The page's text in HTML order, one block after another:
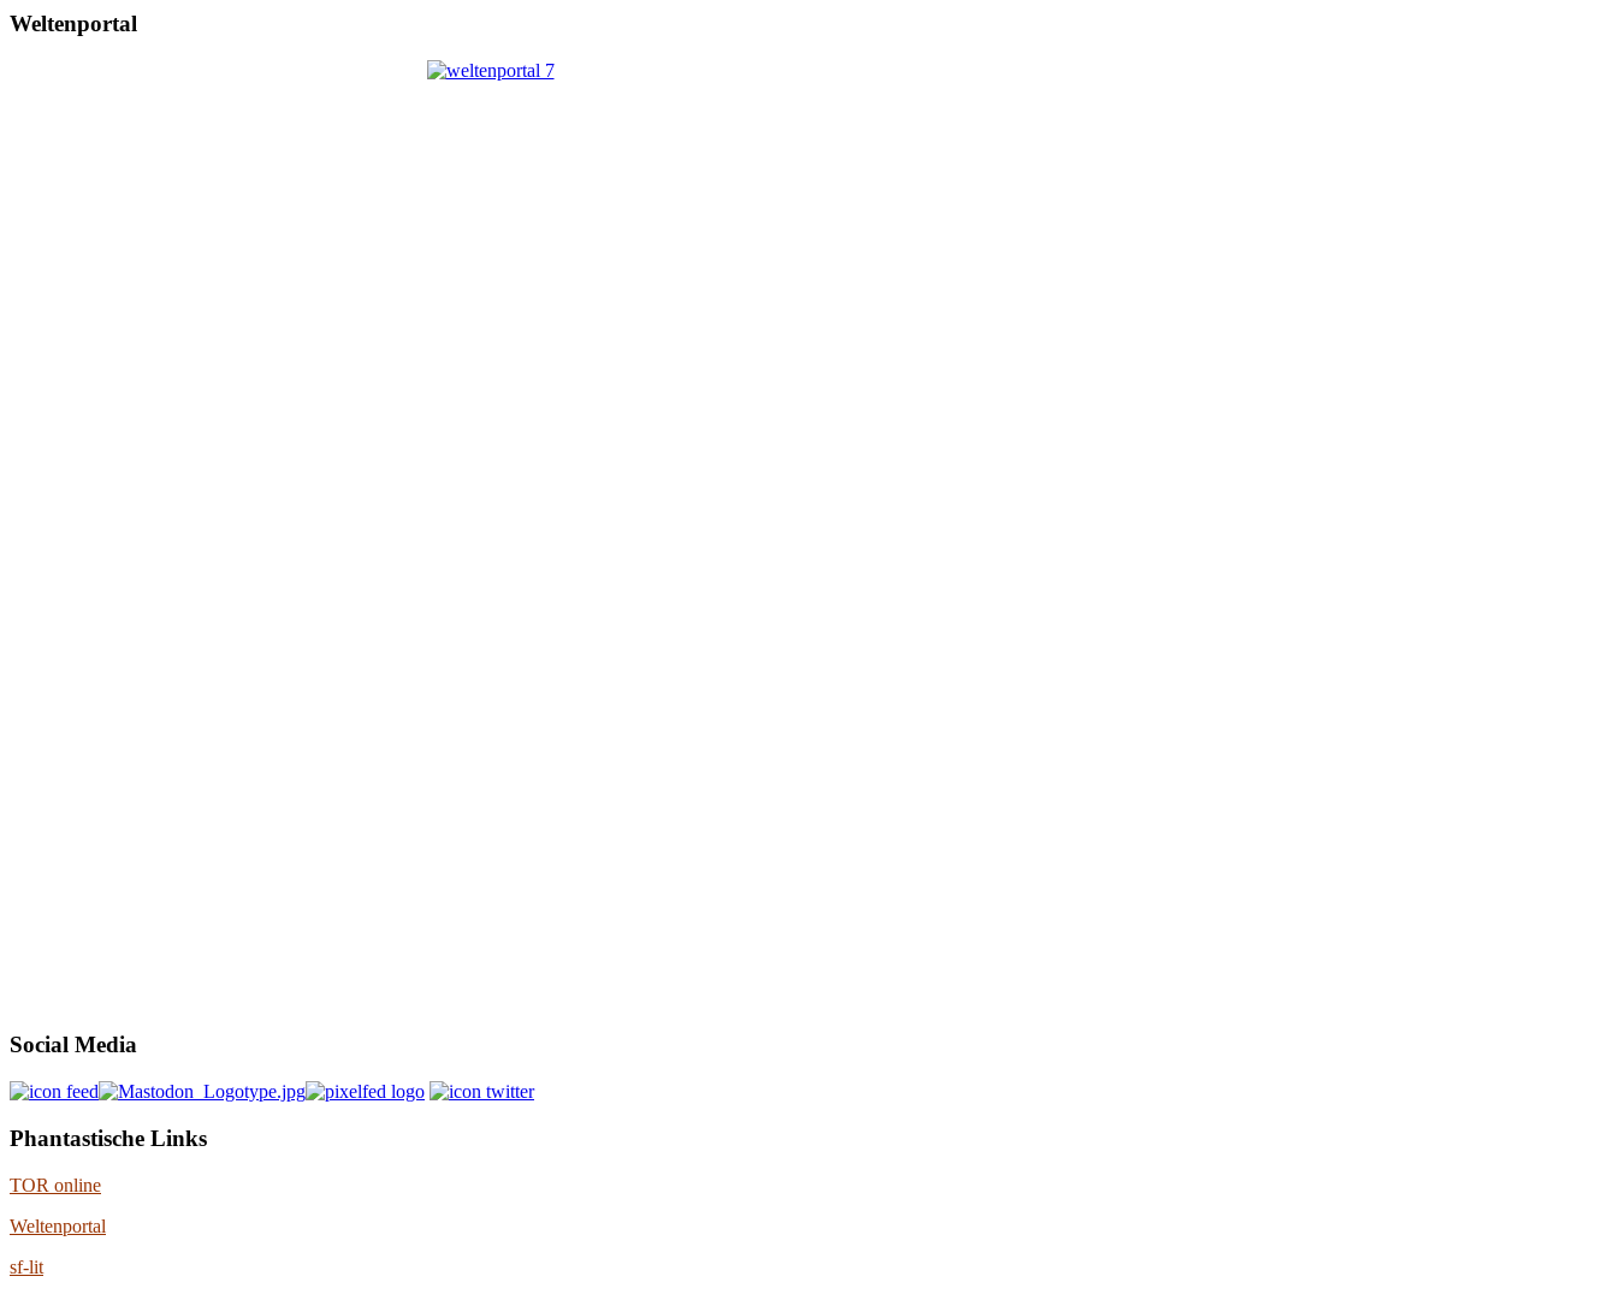
Weltenportal
Social Media
Phantastische Links
TOR online
Weltenportal
sf-lit